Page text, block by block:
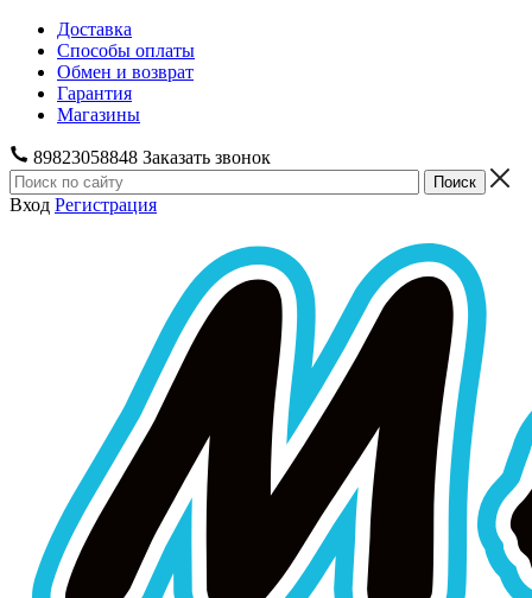
Доставка
Способы оплаты
Обмен и возврат
Гарантия
Магазины
89823058848 Заказать звонок
Вход Регистрация